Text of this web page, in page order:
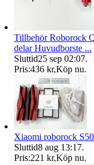
Tillbehör Roborock
delar Huvudborste ...
Sluttid25 sep 02:07.
Pris:436 kr,Köp nu.
Xiaomi roborock
Sluttid8 aug 13:17.
Pris:221 kr,Köp nu.